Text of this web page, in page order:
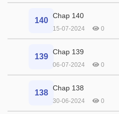
140
Chap 140
15-07-2024 0
139
Chap 139
06-07-2024 0
138
Chap 138
30-06-2024 0